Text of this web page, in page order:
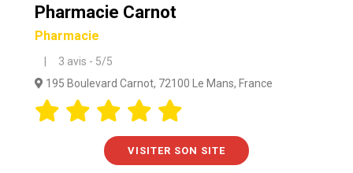
Pharmacie Carnot
Pharmacie
| 3 avis - 5/5
195 Boulevard Carnot, 72100 Le Mans, France
VISITER SON SITE